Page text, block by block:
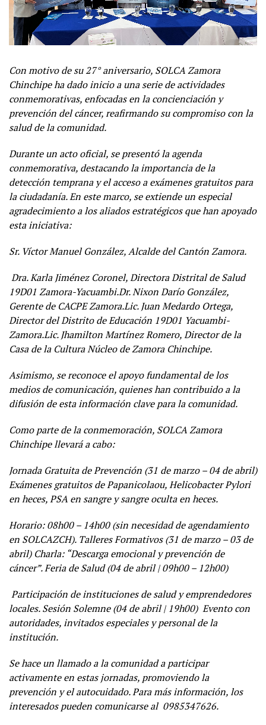
Con motivo de su 27° aniversario, SOLCA Zamora
Chinchipe ha dado inicio a una serie de actividades
conmemorativas, enfocadas en la concienciación y
prevención del cáncer, reafirmando su compromiso con la
salud de la comunidad.
Durante un acto oficial, se presentó la agenda
conmemorativa, destacando la importancia de la
detección temprana y el acceso a exámenes gratuitos para
la ciudadanía. En este marco, se extiende un especial
agradecimiento a los aliados estratégicos que han apoyado
esta iniciativa:
Sr. Víctor Manuel González, Alcalde del Cantón Zamora.
Dra. Karla Jiménez Coronel, Directora Distrital de Salud
19D01 Zamora-Yacuambi.Dr. Nixon Darío González,
Gerente de CACPE Zamora.Lic. Juan Medardo Ortega,
Director del Distrito de Educación 19D01 Yacuambi-
Zamora.Lic. Jhamilton Martínez Romero, Director de la
Casa de la Cultura Núcleo de Zamora Chinchipe.
Asimismo, se reconoce el apoyo fundamental de los
medios de comunicación, quienes han contribuido a la
difusión de esta información clave para la comunidad.
Como parte de la conmemoración, SOLCA Zamora
Chinchipe llevará a cabo:
Jornada Gratuita de Prevención (31 de marzo – 04 de abril)
Exámenes gratuitos de Papanicolaou, Helicobacter Pylori
en heces, PSA en sangre y sangre oculta en heces.
Horario: 08h00 – 14h00 (sin necesidad de agendamiento
en SOLCAZCH). Talleres Formativos (31 de marzo – 03 de
abril) Charla: “Descarga emocional y prevención de
cáncer”. Feria de Salud (04 de abril | 09h00 – 12h00)
Participación de instituciones de salud y emprendedores
locales. Sesión Solemne (04 de abril | 19h00) Evento con
autoridades, invitados especiales y personal de la
institución.
Se hace un llamado a la comunidad a participar
activamente en estas jornadas, promoviendo la
prevención y el autocuidado. Para más información, los
interesados pueden comunicarse al 0985347626.